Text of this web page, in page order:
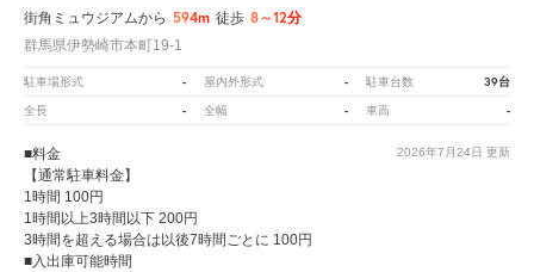
街角ミュウジアムから 594m 徒歩 8～12分
群馬県伊勢崎市本町19-1
駐車場形式 - 屋内外形式 - 駐車台数 39台
全長 - 全幅 - 車高 -
2026年7月24日 更新
■料金
【通常駐車料金】
1時間 100円
1時間以上3時間以下 200円
3時間を超える場合は以後7時間ごとに 100円
■入出庫可能時間